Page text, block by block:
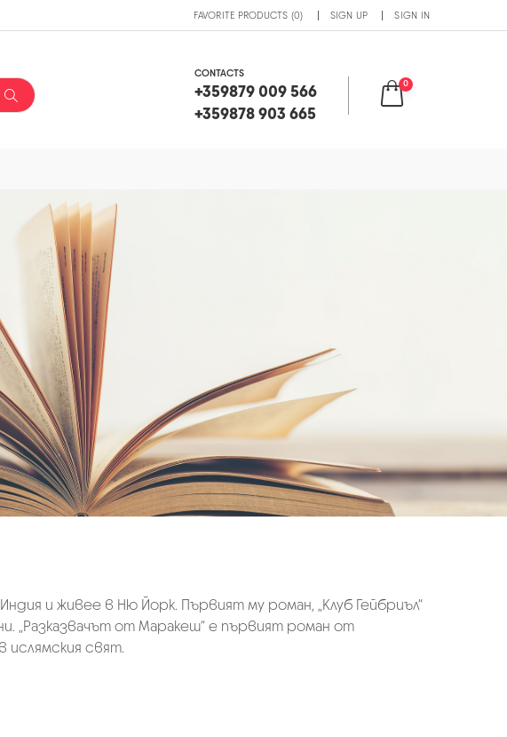
FAVORITE PRODUCTS (0) SIGN UP SIGN IN
CONTACTS
+359879 009 566
+359878 903 665
0
и живее в Ню Йорк. Първият му роман, „Клуб Гейбриъл“
„Разказвачът от Маракеш“ е първият роман от
ислямския свят.